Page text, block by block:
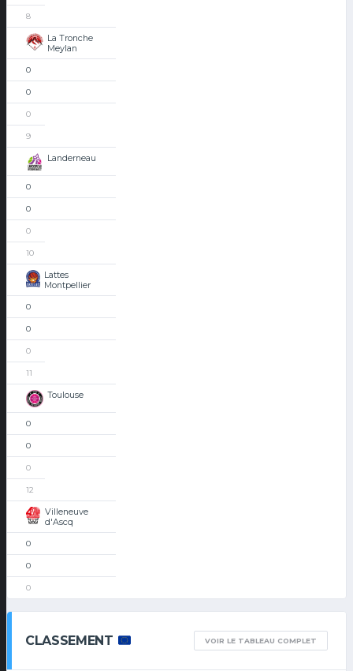
8
La Tronche
Meylan
0
0
0
9
Landerneau
0
0
0
10
Lattes
Montpellier
0
0
0
11
Toulouse
0
0
0
12
Villeneuve
d'Ascq
0
0
0
CLASSEMENT VOIR LE TABLEAU COMPLET